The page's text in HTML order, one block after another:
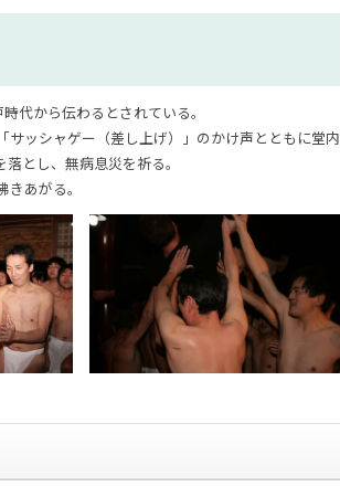
代から伝わるとされている。
ッシャゲー（差し上げ）」のかけ声とともに堂内
とし、無病息災を祈る。
あがる。